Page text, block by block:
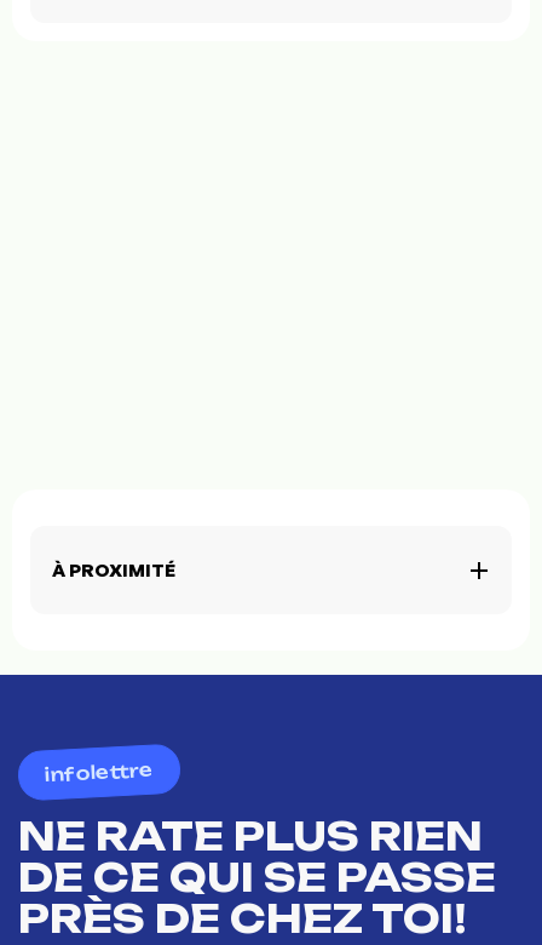
À PROXIMITÉ
infolettre
NE RATE PLUS RIEN
DE CE QUI SE PASSE
PRÈS DE CHEZ TOI!